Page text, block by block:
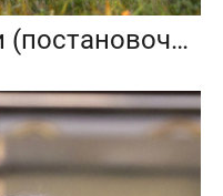
Съёмка с лошадьми (постановочные, художественные, тренировка)